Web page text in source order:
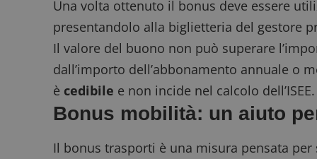
Una volta ottenuto il bonus deve essere
presentandolo alla biglietteria del gestore
Il valore del buono non può superare
dall’importo dell’abbonamento annuale o
è cedibile e non incide nel calcolo dell’ISEE.
Bonus mobilità: un aiuto
Il bonus trasporti è una misura pensata